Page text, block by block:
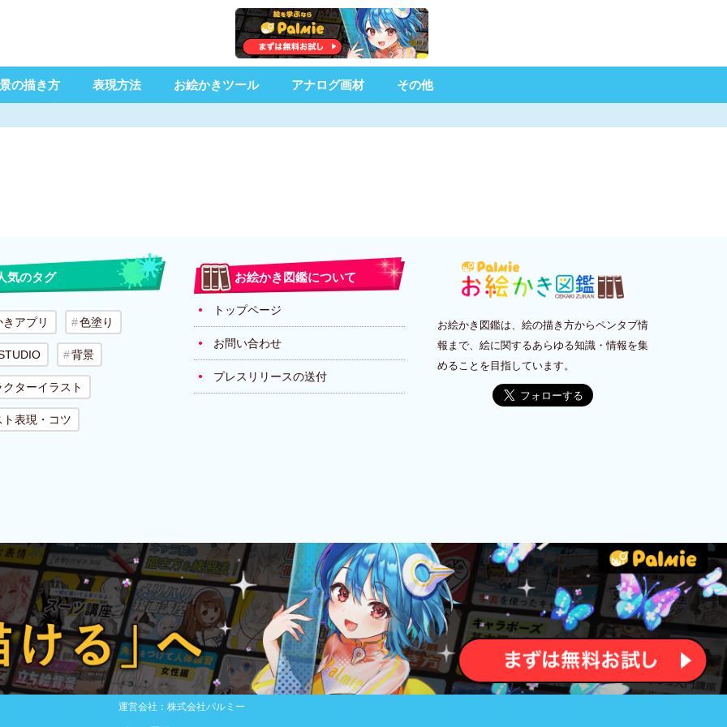
の描き方 表現方法 お絵かきツール アナログ画材 その他
気のタグ
アプリ 色塗り
背景
ターイラスト
ト表現・コツ
お絵かき図鑑について
トップページ
お問い合わせ
プレスリリースの送付
お絵かき図鑑は、絵の描き方からペンタブ情
報まで、絵に関するあらゆる知識・情報を集
めることを目指しています。
運営会社：株式会社パルミー